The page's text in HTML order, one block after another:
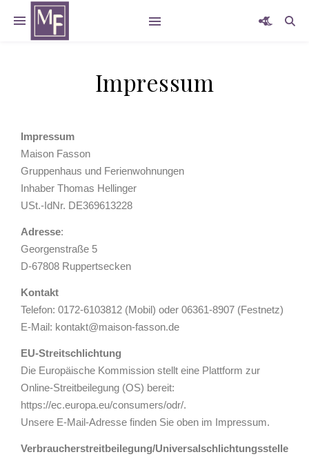
Impressum
Impressum
Maison Fasson
Gruppenhaus und Ferienwohnungen
Inhaber Thomas Hellinger
USt.-IdNr. DE369613228
Adresse:
Georgenstraße 5
D-67808 Ruppertsecken
Kontakt
Telefon: 0172-6103812 (Mobil) oder 06361-8907 (Festnetz)
E-Mail: kontakt@maison-fasson.de
EU-Streitschlichtung
Die Europäische Kommission stellt eine Plattform zur
Online-Streitbeilegung (OS) bereit:
https://ec.europa.eu/consumers/odr/.
Unsere E-Mail-Adresse finden Sie oben im Impressum.
Verbraucherstreitbeilegung/Universalschlichtungsstelle